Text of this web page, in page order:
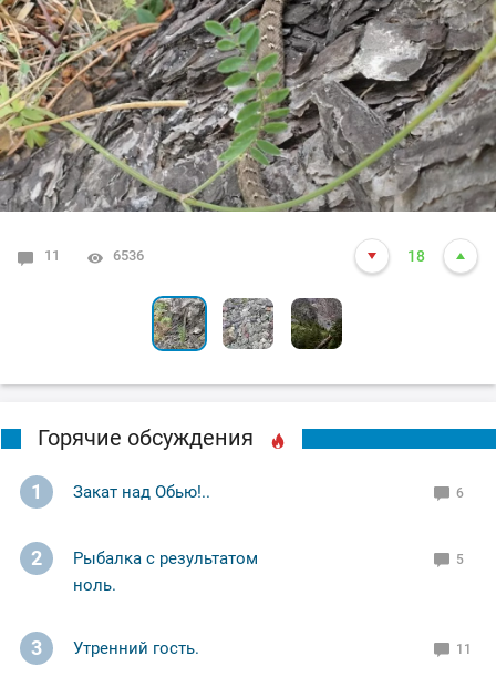
11 6536 18
0 4335 3
0 3935 5
Горячие обсуждения
1 Закат над Обью!.. 6
2
Рыбалка с результатом
ноль.
5
3 Утренний гость. 11